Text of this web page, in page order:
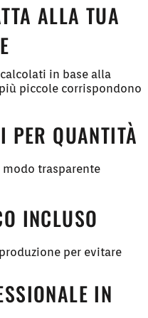
ALLA TUA
in base alla
piccole corrispondono
PER QUANTITÀ
trasparente
INCLUSO
per evitare
IN